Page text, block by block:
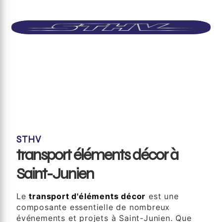
STHV
transport éléments décor à
Saint-Junien
Letransport d'éléments décor est une
composante essentielle de nombreux
événements et projets à Saint-Junien. Que